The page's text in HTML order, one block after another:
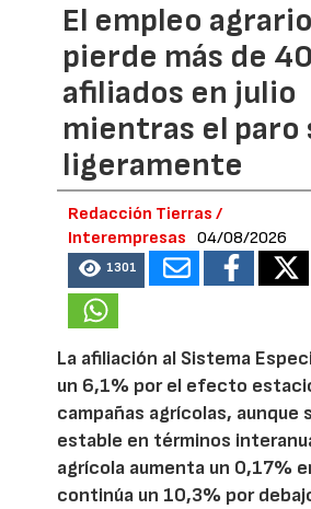
El empleo agrario
pierde más de
afiliados en julio
mientras el paro
ligeramente
Redacción Tierras /
Interempresas
04/08/2026
1301
La afiliación al Sistema
un 6,1% por el efecto
campañas agrícolas, aunque
estable en términos
agrícola aumenta un 0,17%
continúa un 10,3% por